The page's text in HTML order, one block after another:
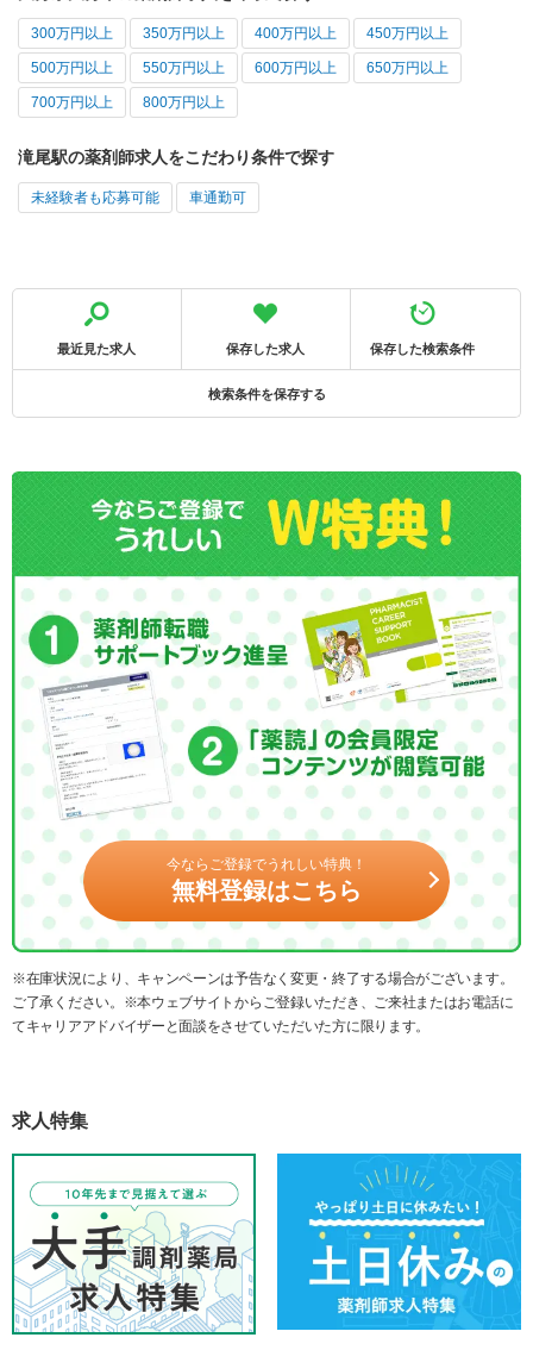
300万円以上 350万円以上 400万円以上 450万円以上
500万円以上 550万円以上 600万円以上 650万円以上
700万円以上 800万円以上
滝尾駅の薬剤師求人をこだわり条件で探す
未経験者も応募可能 車通勤可
最近見た求人 保存した求人 保存した検索条件
検索条件を保存する
今ならご登録でうれしい特典！
無料登録はこちら
※在庫状況により、キャンペーンは予告なく変更・終了する場合がございます。
ご了承ください。※本ウェブサイトからご登録いただき、ご来社またはお電話に
てキャリアアドバイザーと面談をさせていただいた方に限ります。
求人特集